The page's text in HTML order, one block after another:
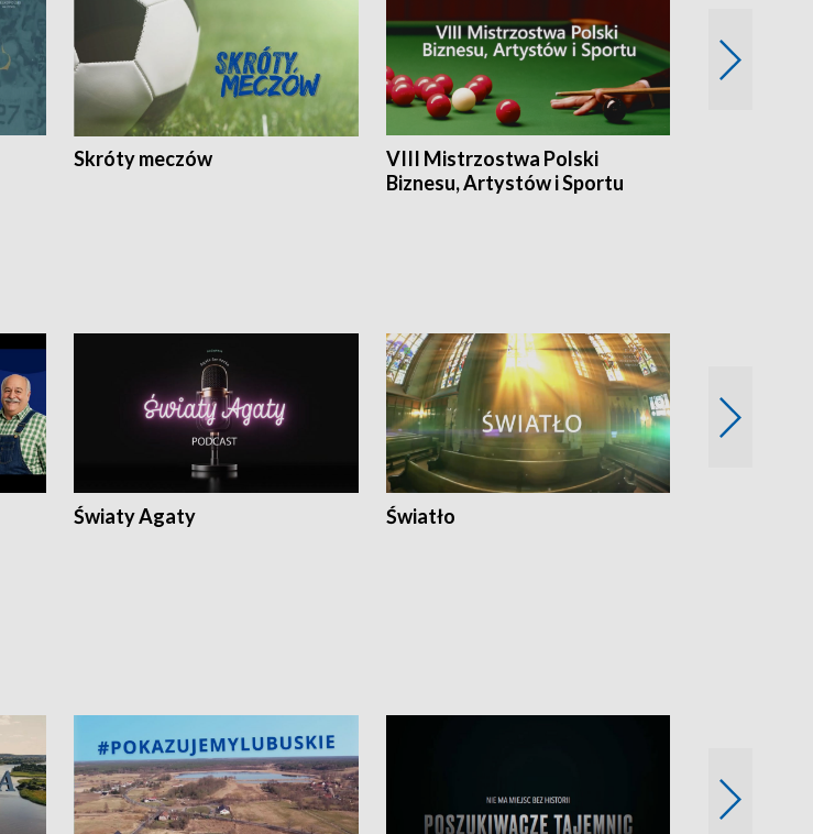
Skróty meczów
VIII Mistrzostwa Polski
Biznesu, Artystów i Sportu
Światy Agaty Światło